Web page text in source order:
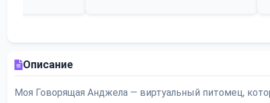
Описание
Моя Говорящая Анджела — виртуальный питомец,